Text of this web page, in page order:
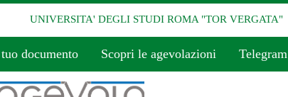
UNIVERSITA' DEGLI STUDI ROMA "TOR VERGATA"
documento Scopri le agevolazioni Telegram